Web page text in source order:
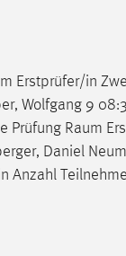
Erstprüfer/in
Wolfgang 9
Prüfung Raum
Daniel